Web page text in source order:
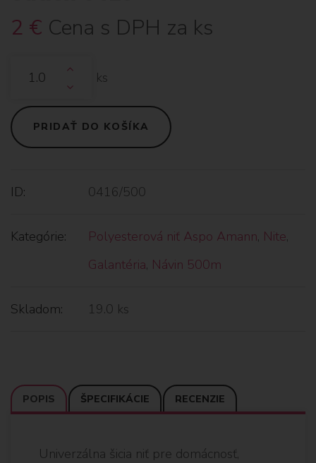
2 € Cena s DPH za ks
ks
PRIDAŤ DO KOŠÍKA
ID: 0416/500
Kategórie: Polyesterová niť Aspo Amann, Nite,
Galantéria, Návin 500m
Skladom: 19.0 ks
POPIS ŠPECIFIKÁCIE RECENZIE
Univerzálna šicia niť pre domácnosť,